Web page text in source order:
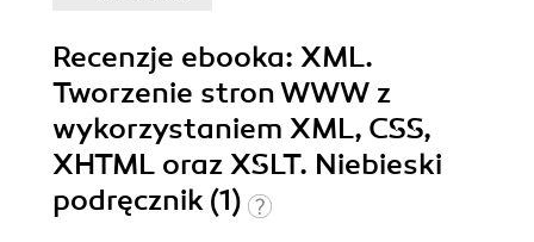
Recenzje ebooka: XML.
Tworzenie stron WWW z
wykorzystaniem XML, CSS,
XHTML oraz XSLT. Niebieski
podręcznik (1)